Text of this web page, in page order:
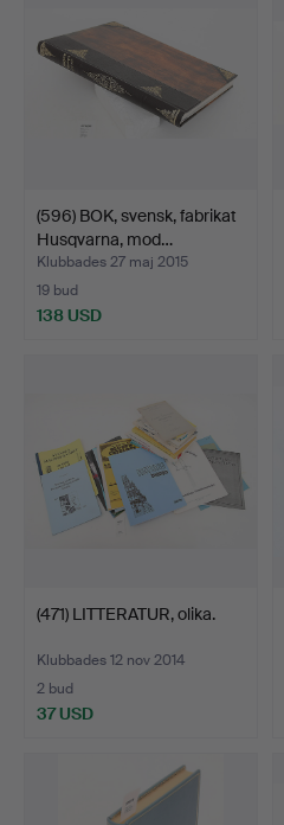
(596) BOK, svensk, fabrikat
Husqvarna, mod…
Klubbades 27 maj 2015
19 bud
138 USD
(471) LITTERATUR, olika.
Klubbades 12 nov 2014
2 bud
37 USD